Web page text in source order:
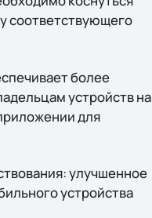
соответствующего
более
устройств на
для
улучшенное
устройства